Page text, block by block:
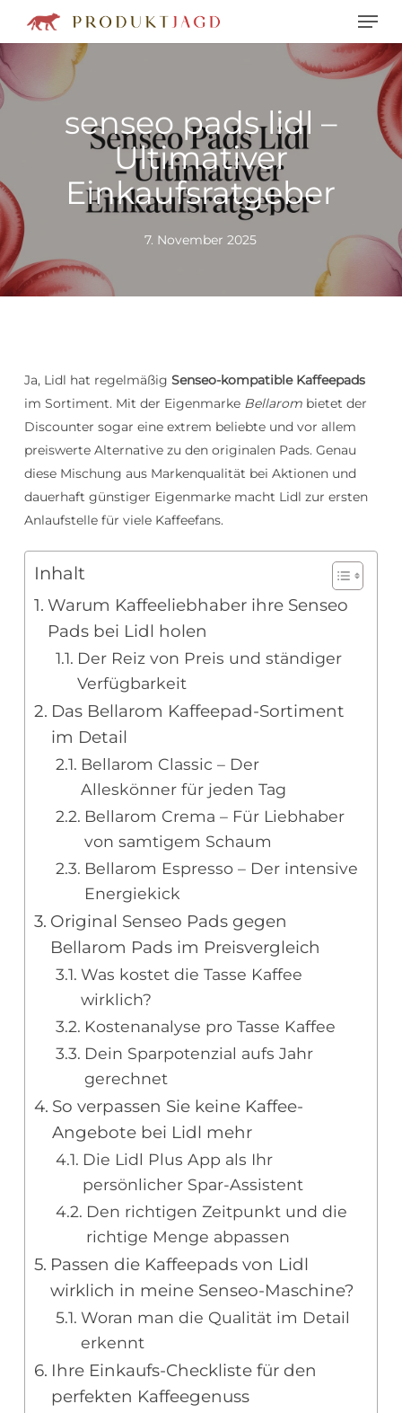
main
content
senseo pads lidl –
Ultimativer
Einkaufsratgeber
7. November 2025
Ja, Lidl hat regelmäßig Senseo-kompatible Kaffeepads
im Sortiment. Mit der Eigenmarke Bellarombietet der
Discounter sogar eine extrem beliebte und vor allem
preiswerte Alternative zu den originalen Pads. Genau
diese Mischung aus Markenqualität bei Aktionen und
dauerhaft günstiger Eigenmarke macht Lidl zur ersten
Anlaufstelle für viele Kaffeefans.
Inhalt
Warum Kaffeeliebhaber ihre Senseo
Pads bei Lidl holen
Der Reiz von Preis und ständiger
Verfügbarkeit
Das Bellarom Kaffeepad-Sortiment
im Detail
Bellarom Classic – Der
Alleskönner für jeden Tag
Bellarom Crema – Für Liebhaber
von samtigem Schaum
Bellarom Espresso – Der intensive
Energiekick
Original Senseo Pads gegen
Bellarom Pads im Preisvergleich
Was kostet die Tasse Kaffee
wirklich?
Kostenanalyse pro Tasse Kaffee
Dein Sparpotenzial aufs Jahr
gerechnet
So verpassen Sie keine Kaffee-
Angebote bei Lidl mehr
Die Lidl Plus App als Ihr
persönlicher Spar-Assistent
Den richtigen Zeitpunkt und die
richtige Menge abpassen
Passen die Kaffeepads von Lidl
wirklich in meine Senseo-Maschine?
Woran man die Qualität im Detail
erkennt
Ihre Einkaufs-Checkliste für den
perfekten Kaffeegenuss